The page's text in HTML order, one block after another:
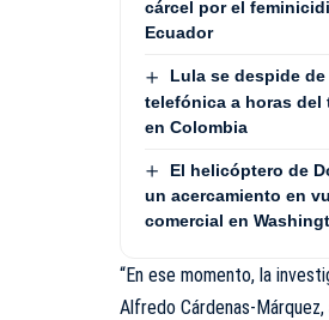
cárcel por el
Ecuador
Lula se despide
telefónica a horas del
en Colombia
El helicóptero de
un acercamiento en
comercial en
“En ese momento, la
Alfredo Cárdenas-